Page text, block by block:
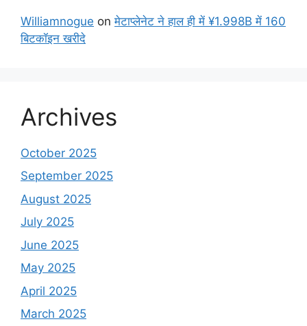
Williamnogue onमेटाप्लेनेट ने हाल ही में ¥1.998B में 160
बिटकॉइन खरीदे
Archives
October 2025
September 2025
August 2025
July 2025
June 2025
May 2025
April 2025
March 2025